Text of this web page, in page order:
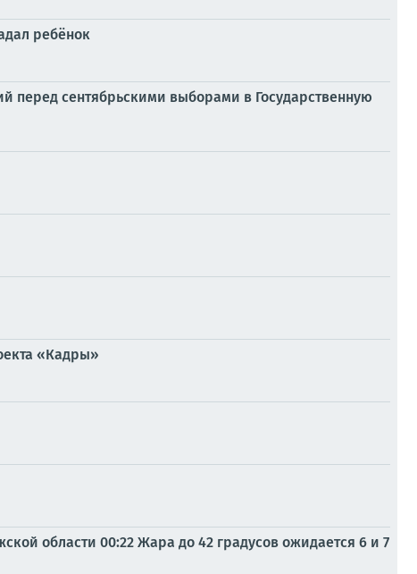
ребёнок
перед сентябрьскими выборами в Государственную
«Кадры»
области 00:22 Жара до 42 градусов ожидается 6 и 7